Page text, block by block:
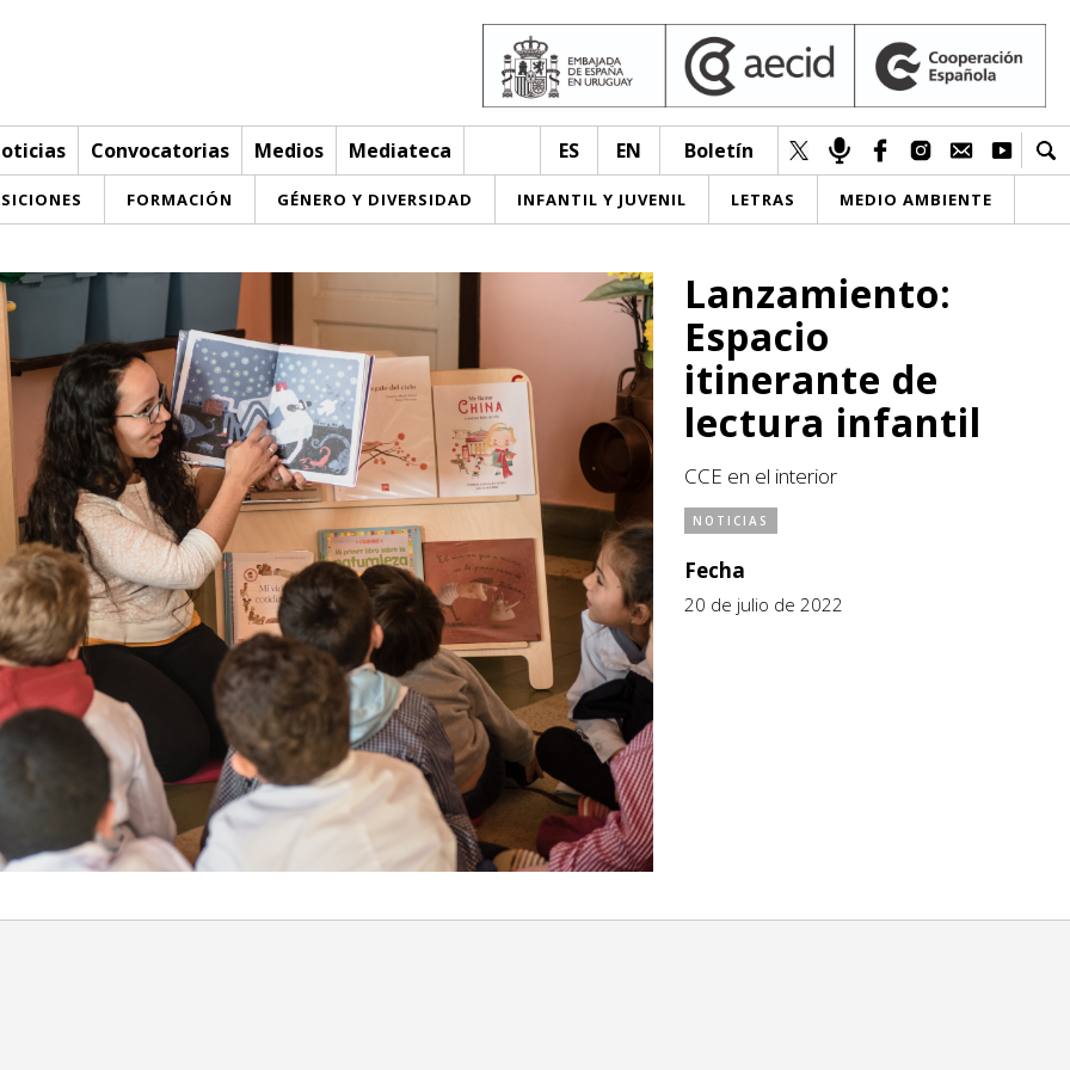
Convocatorias Medios Mediateca ES EN Boletín
FORMACIÓN GÉNERO Y DIVERSIDAD INFANTIL Y JUVENIL LETRAS MEDIO AMBIENTE
Lanzamiento:
Espacio
itinerante de
lectura infantil
CCE en el interior
NOTICIAS
Fecha
20 de julio de 2022